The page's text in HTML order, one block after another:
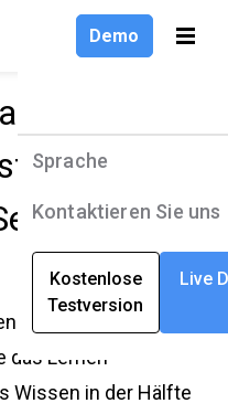
Demo
Produkte
Lösungen
Unternehmen
Ressourcen
Sprache
English
Deutsch
Français
Sprache
Kontaktieren Sie uns
Kostenlose
Testversion
Live
diese
11 jetzt
baut
oder Berufe braucht
das Lernen
Wissen in der Hälfte